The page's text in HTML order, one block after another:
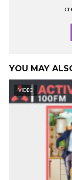
YOU MAY
VIDEO